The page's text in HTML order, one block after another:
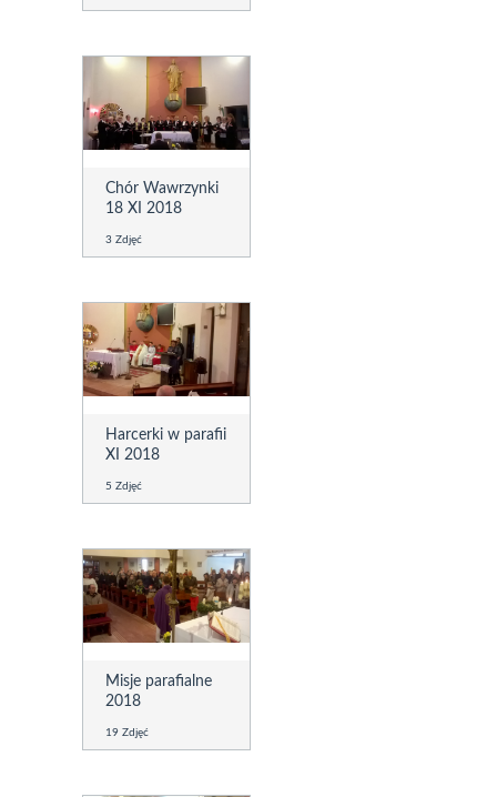
Chór Wawrzynki
18 XI 2018
3 Zdjęć
Harcerki w parafii
XI 2018
5 Zdjęć
Misje parafialne
2018
19 Zdjęć